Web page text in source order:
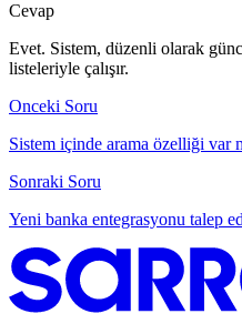
Cevap
Evet. Sistem, düzenli olarak
listeleriyle çalışır.
Onceki Soru
Sistem içinde arama özelliği var
Sonraki Soru
Yeni banka entegrasyonu talep